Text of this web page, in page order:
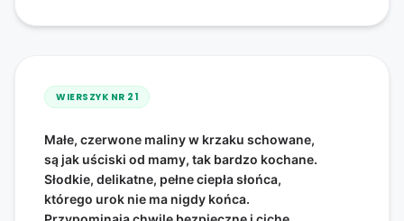
WIERSZYK NR 21
Małe, czerwone maliny w krzaku schowane,
są jak uściski od mamy, tak bardzo kochane.
Słodkie, delikatne, pełne ciepła słońca,
którego urok nie ma nigdy końca.